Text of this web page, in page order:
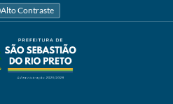
Alto Contraste